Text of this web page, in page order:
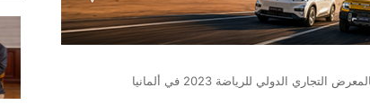
الدولي للرياضة 2023 في ألمانيا